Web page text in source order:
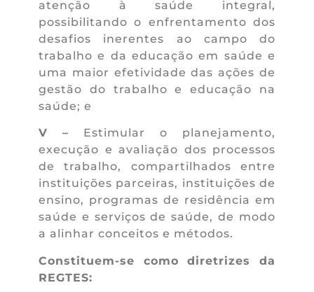
atenção à saúde integral,
possibilitando o enfrentamento dos
desafios inerentes ao campo do
trabalho e da educação em saúde e
uma maior efetividade das ações de
gestão do trabalho e educação na
saúde; e
V – Estimular o planejamento,
execução e avaliação dos processos
de trabalho, compartilhados entre
instituições parceiras, instituições de
ensino, programas de residência em
saúde e serviços de saúde, de modo
a alinhar conceitos e métodos.
Constituem-se como diretrizes da
REGTES: